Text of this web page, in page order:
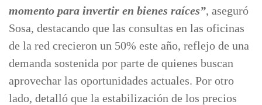
momento para invertir en bienes raíces”, aseguró
Sosa, destacando que las consultas en las oficinas
de la red crecieron un 50% este año, reflejo de una
demanda sostenida por parte de quienes buscan
aprovechar las oportunidades actuales. Por otro
lado, detalló que la estabilización de los precios